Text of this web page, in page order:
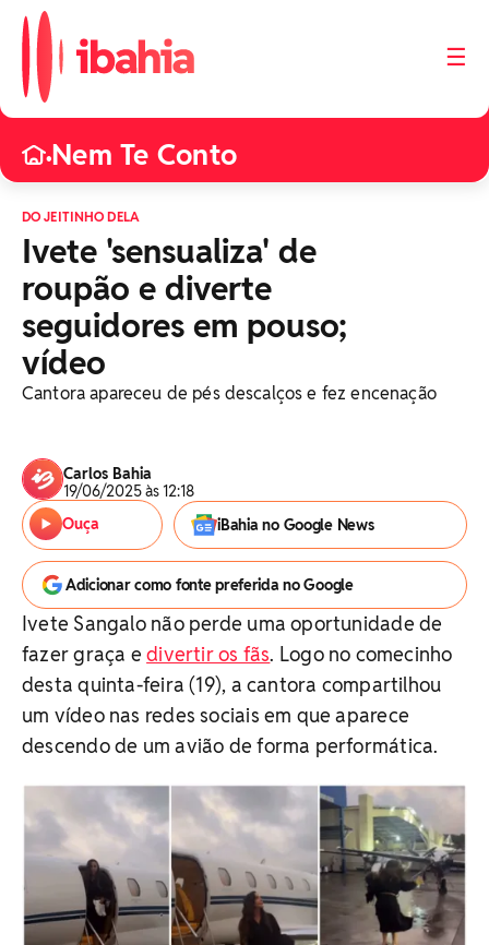
☰
•Nem Te Conto
DO JEITINHO DELA
Ivete 'sensualiza' de
roupão e diverte
seguidores em pouso;
vídeo
Cantora apareceu de pés descalços e fez encenação
Carlos Bahia
19/06/2025 às 12:18
Ouça
iBahia no Google News
Adicionar como fonte preferida no Google
Ivete Sangalo não perde uma oportunidade de
fazer graça edivertir os fãs. Logo no comecinho
desta quinta-feira (19), a cantora compartilhou
um vídeo nas redes sociais em que aparece
descendo de um avião de forma performática.